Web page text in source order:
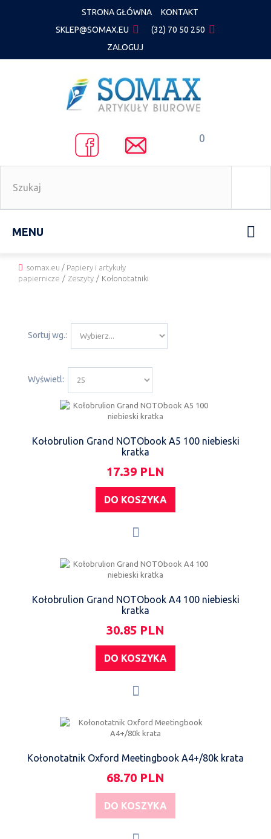
STRONA GŁÓWNA
KONTAKT
SKLEP@SOMAX.EU
(32) 70 50 250
ZALOGUJ
0
MENU
somax.eu / Papiery i artykuły
papiernicze / Zeszyty / Kołonotatniki
Sortuj wg.:
Wyświetl:
Kołobrulion Grand NOTObook A5 100 niebieski
kratka
17.39 PLN
DO KOSZYKA
Kołobrulion Grand NOTObook A4 100 niebieski
kratka
30.85 PLN
DO KOSZYKA
Kołonotatnik Oxford Meetingbook A4+/80k krata
68.70 PLN
DO KOSZYKA